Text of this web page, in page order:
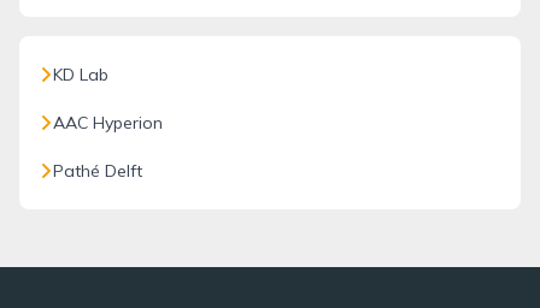
KD Lab
AAC Hyperion
Pathé Delft